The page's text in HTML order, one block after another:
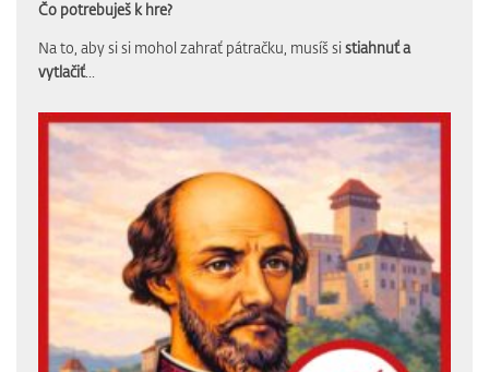
Čo potrebuješ k hre?
Na to, aby si si mohol zahrať pátračku, musíš sistiahnuť a
vytlačiť...